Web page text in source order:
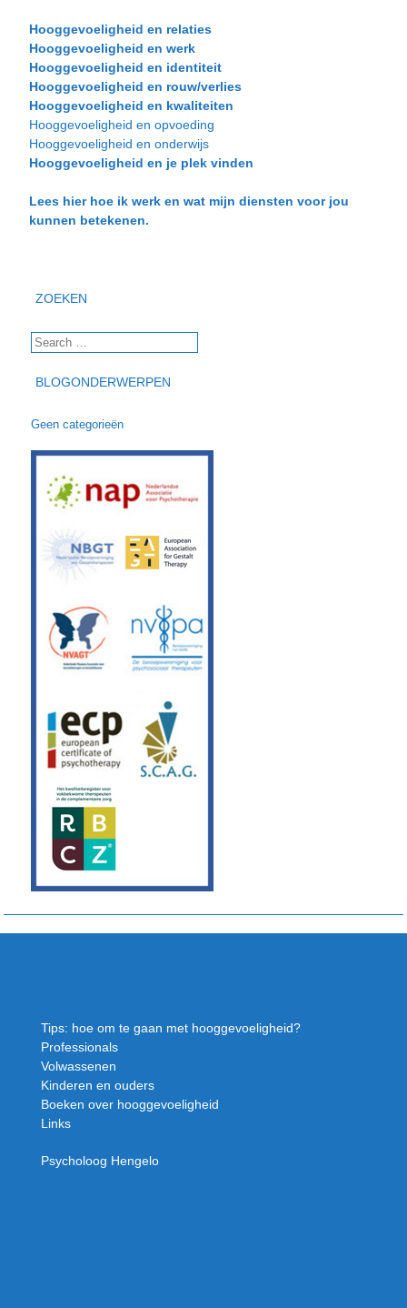
Hooggevoeligheid en relaties
Hooggevoeligheid en werk
Hooggevoeligheid en identiteit
Hooggevoeligheid en rouw/verlies
Hooggevoeligheid en kwaliteiten
Hooggevoeligheid en opvoeding
Hooggevoeligheid en onderwijs
Hooggevoeligheid en je plek vinden
Lees hier hoe ik werk en wat mijn diensten voor jou
kunnen betekenen.
ZOEKEN
BLOGONDERWERPEN
Geen categorieën
Tips: hoe om te gaan met hooggevoeligheid?
Professionals
Volwassenen
Kinderen en ouders
Boeken over hooggevoeligheid
Links
Psycholoog Hengelo